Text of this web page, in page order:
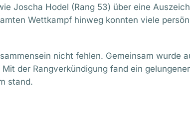
Joscha Hodel (Rang 53) über eine
Wettkampf hinweg konnten viele
nicht fehlen. Gemeinsam wurde
der Rangverkündigung fand ein
stand.